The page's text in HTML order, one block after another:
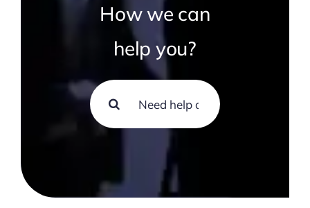
How we can
help you?
Search
for: